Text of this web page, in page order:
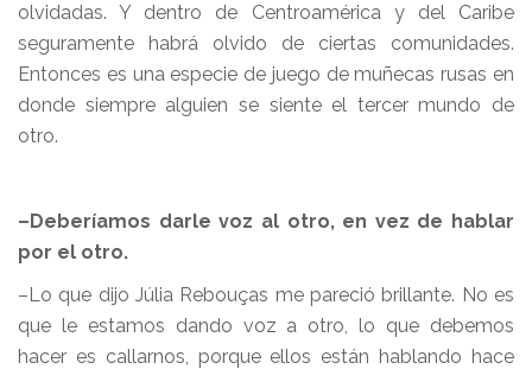
olvidadas. Y dentro de Centroamérica y del Caribe
seguramente habrá olvido de ciertas comunidades.
Entonces es una especie de juego de muñecas rusas en
donde siempre alguien se siente el tercer mundo de
otro.
–Deberíamos darle voz al otro, en vez de hablar
por el otro.
–Lo que dijo Júlia Rebouças me pareció brillante. No es
que le estamos dando voz a otro, lo que debemos
hacer es callarnos, porque ellos están hablando hace